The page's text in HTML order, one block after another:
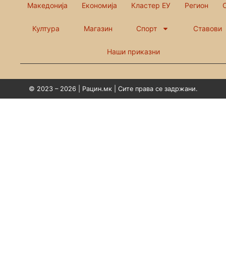
Македонија Економија Кластер ЕУ Регион
Култура Магазин Спорт Ставови
Наши приказни
© 2023 – 2026 | Рацин.мк | Сите права се задржани.